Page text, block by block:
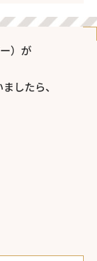
）が
したら、